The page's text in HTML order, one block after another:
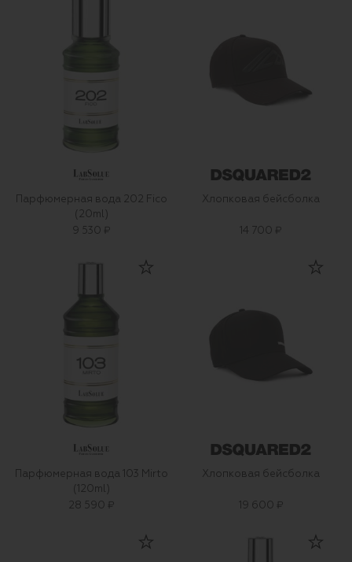
Парфюмерная вода 202 Fico
(20ml)
9 530 ₽
Хлопковая бейсболка
14 700 ₽
Парфюмерная вода 103 Mirto
(120ml)
28 590 ₽
Хлопковая бейсболка
19 600 ₽